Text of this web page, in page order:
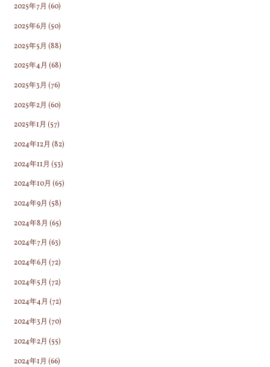
2025年7月 (60)
2025年6月 (50)
2025年5月 (88)
2025年4月 (68)
2025年3月 (76)
2025年2月 (60)
2025年1月 (57)
2024年12月 (82)
2024年11月 (53)
2024年10月 (65)
2024年9月 (58)
2024年8月 (65)
2024年7月 (63)
2024年6月 (72)
2024年5月 (72)
2024年4月 (72)
2024年3月 (70)
2024年2月 (55)
2024年1月 (66)